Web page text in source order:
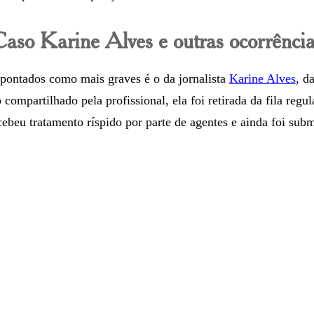
Karine Alves e outras
como mais graves é o da jornalista Karine Alves,
compartilhado pela profissional, ela foi retirada da fila
tratamento ríspido por parte de agentes e ainda foi